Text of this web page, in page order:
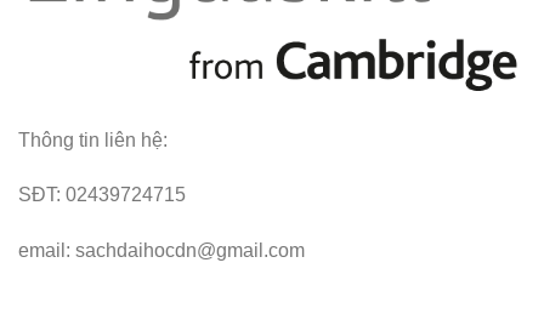
Thông tin liên hệ:
SĐT: 02439724715
email: sachdaihocdn@gmail.com